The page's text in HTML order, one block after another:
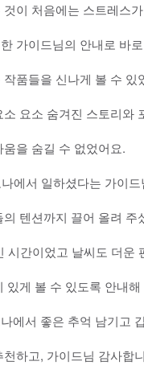
이 처음에는 스트레스
가이드님의 안내로 바
품들을 신나게 볼 수 있
요소 숨겨진 스토리와
을 숨길 수 없었어요.
에서 일하셨다는 가이
텐션까지 끌어 올려 주
시간이었고 날씨도 더운
있게 볼 수 있도록 안내
에서 좋은 추억 남기고
천하고, 가이드님 감사합